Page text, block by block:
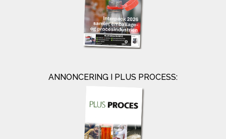
ANNONCERING I PLUS PROCESS: